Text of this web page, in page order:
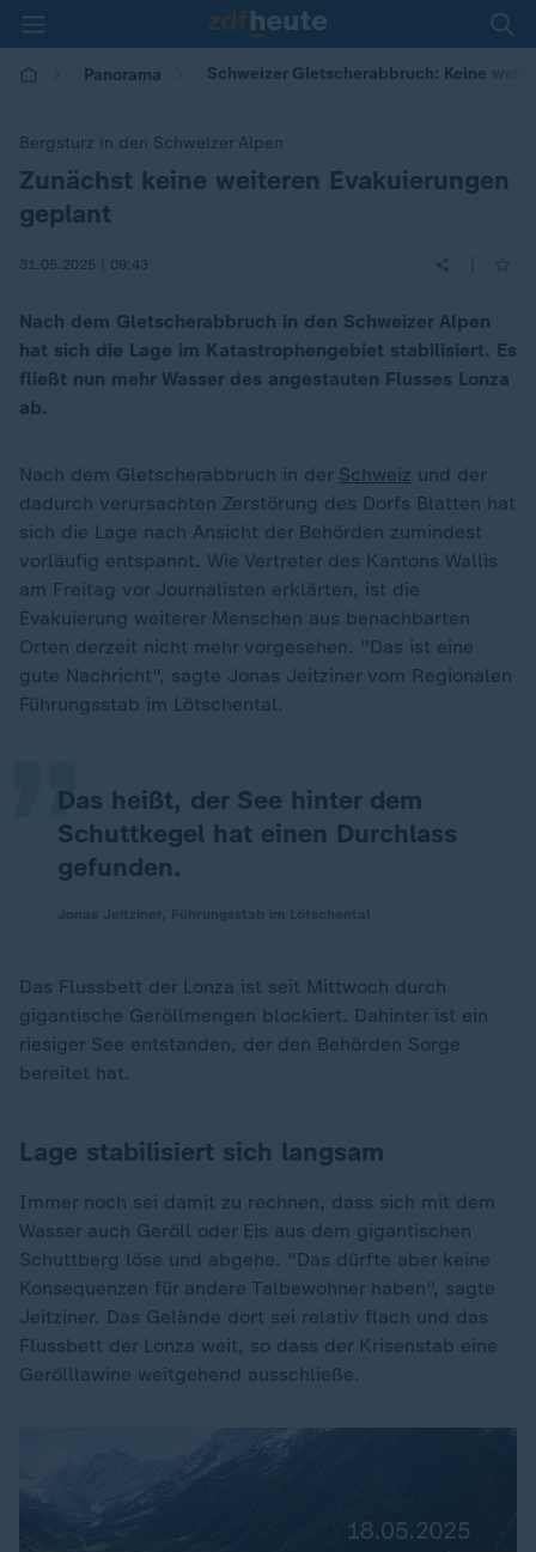
Panorama Schweizer Gletscherabbruch: Keine
Bergsturz in den Schweizer Alpen
:
Zunächst keine weiteren Evakuierungen
geplant
31.05.2025 | 09:43
Nach dem Gletscherabbruch in den Schweizer Alpen
hat sich die Lage im Katastrophengebiet stabilisiert. Es
fließt nun mehr Wasser des angestauten Flusses Lonza
ab.
Nach dem Gletscherabbruch in der Schweiz und der
dadurch verursachten Zerstörung des Dorfs Blatten hat
sich die Lage nach Ansicht der Behörden zumindest
vorläufig entspannt. Wie Vertreter des Kantons Wallis
am Freitag vor Journalisten erklärten, ist die
Evakuierung weiterer Menschen aus benachbarten
Orten derzeit nicht mehr vorgesehen. "Das ist eine
gute Nachricht", sagte Jonas Jeitziner vom Regionalen
Führungsstab im Lötschental.
Das heißt, der See hinter dem
Schuttkegel hat einen Durchlass
gefunden.
„
Das Flussbett der Lonza ist seit Mittwoch durch
gigantische Geröllmengen blockiert. Dahinter ist ein
riesiger See entstanden, der den Behörden Sorge
bereitet hat.
Lage stabilisiert sich langsam
Immer noch sei damit zu rechnen, dass sich mit dem
Wasser auch Geröll oder Eis aus dem gigantischen
Schuttberg löse und abgehe. "Das dürfte aber keine
Konsequenzen für andere Talbewohner haben", sagte
Jeitziner. Das Gelände dort sei relativ flach und das
Flussbett der Lonza weit, so dass der Krisenstab eine
Gerölllawine weitgehend ausschließe.